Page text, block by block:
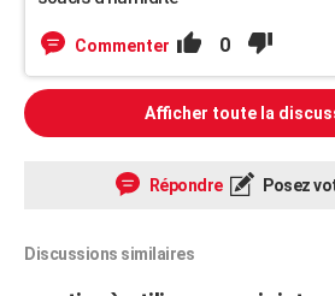
Commenter 0
Afficher toute la
Répondre Posez
Discussions similaires